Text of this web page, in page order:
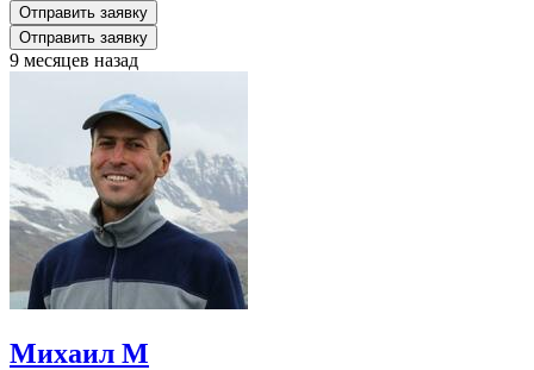
Отправить заявку
Отправить заявку
9 месяцев назад
Михаил M